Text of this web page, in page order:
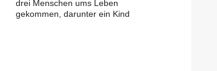
drei Menschen ums Leben
gekommen, darunter ein Kind